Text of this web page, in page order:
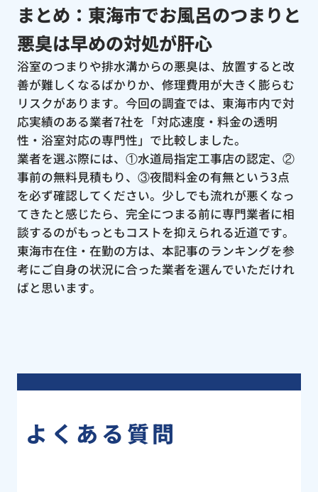
まとめ：東海市でお風呂のつまりと
悪臭は早めの対処が肝心
浴室のつまりや排水溝からの悪臭は、放置すると改
善が難しくなるばかりか、修理費用が大きく膨らむ
リスクがあります。今回の調査では、東海市内で対
応実績のある業者7社を「対応速度・料金の透明
性・浴室対応の専門性」で比較しました。
業者を選ぶ際には、①水道局指定工事店の認定、②
事前の無料見積もり、③夜間料金の有無という3点
を必ず確認してください。少しでも流れが悪くなっ
てきたと感じたら、完全につまる前に専門業者に相
談するのがもっともコストを抑えられる近道です。
東海市在住・在勤の方は、本記事のランキングを参
考にご自身の状況に合った業者を選んでいただけれ
ばと思います。
よくある質問